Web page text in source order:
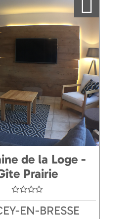
de la Loge -
Prairie
EN-BRESSE